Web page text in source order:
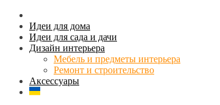
Идеи для дома
Идеи для сада и дачи
Дизайн интерьера
Мебель и предметы интерьера
Ремонт и строительство
Аксессуары